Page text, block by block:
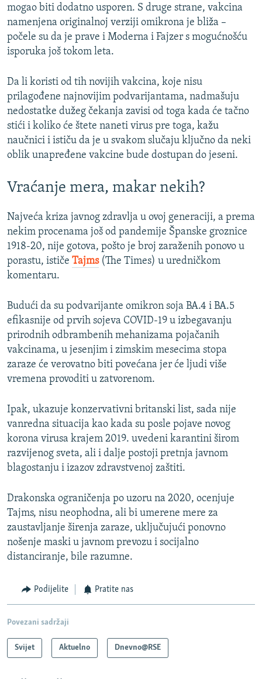
mogao biti dodatno usporen. S druge strane, vakcina
namenjena originalnoj verziji omikrona je bliža –
počele su da je prave i Moderna i Fajzer s mogućnošću
isporuka još tokom leta.
Da li koristi od tih novijih vakcina, koje nisu
prilagođene najnovijim podvarijantama, nadmašuju
nedostatke dužeg čekanja zavisi od toga kada će tačno
stići i koliko će štete naneti virus pre toga, kažu
naučnici i ističu da je u svakom slučaju ključno da neki
oblik unapređene vakcine bude dostupan do jeseni.
Vraćanje mera, makar nekih?
Najveća kriza javnog zdravlja u ovoj generaciji, a prema
nekim procenama još od pandemije Španske groznice
1918-20, nije gotova, pošto je broj zaraženih ponovo u
porastu, ističe Tajms(The Times) u uredničkom
komentaru.
Budući da su podvarijante omikron soja BA.4 i BA.5
efikasnije od prvih sojeva COVID-19 u izbegavanju
prirodnih odbrambenih mehanizama pojačanih
vakcinama, u jesenjim i zimskim mesecima stopa
zaraze će verovatno biti povećana jer će ljudi više
vremena provoditi u zatvorenom.
Ipak, ukazuje konzervativni britanski list, sada nije
vanredna situacija kao kada su posle pojave novog
korona virusa krajem 2019. uvedeni karantini širom
razvijenog sveta, ali i dalje postoji pretnja javnom
blagostanju i izazov zdravstvenoj zaštiti.
Drakonska ograničenja po uzoru na 2020, ocenjuje
Tajms, nisu neophodna, ali bi umerene mere za
zaustavljanje širenja zaraze, uključujući ponovno
nošenje maski u javnom prevozu i socijalno
distanciranje, bile razumne.
Podijelite Pratite nas
Povezani sadržaji
Svijet Aktuelno Dnevno@RSE